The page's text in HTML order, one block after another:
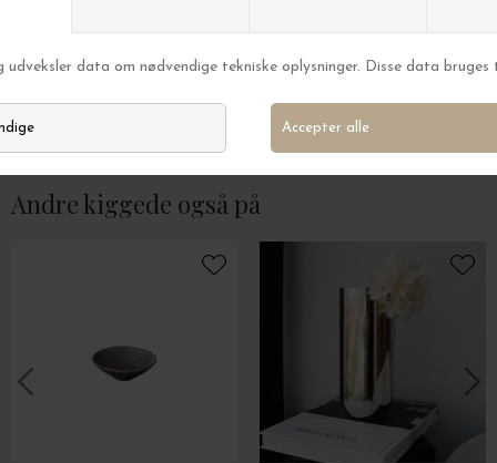
New Mags
Mummum Airfryer
DKK 329,00
New Mags
The Book of
Andre kiggede også på